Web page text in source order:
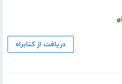
دریافت از کتابراه